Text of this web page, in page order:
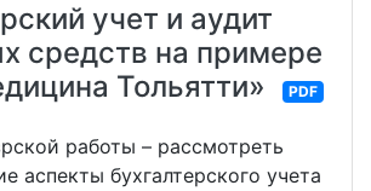
учет и аудит
средств на примере
Тольятти»
PDF
работы – рассмотреть
аспекты бухгалтерского учета